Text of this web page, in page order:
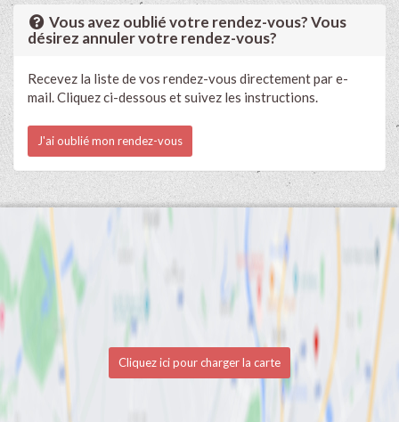
Vous avez oublié votre rendez-vous? Vous
désirez annuler votre rendez-vous?
Recevez la liste de vos rendez-vous directement par e-
mail. Cliquez ci-dessous et suivez les instructions.
J'ai oublié mon rendez-vous
Cliquez ici pour charger la carte